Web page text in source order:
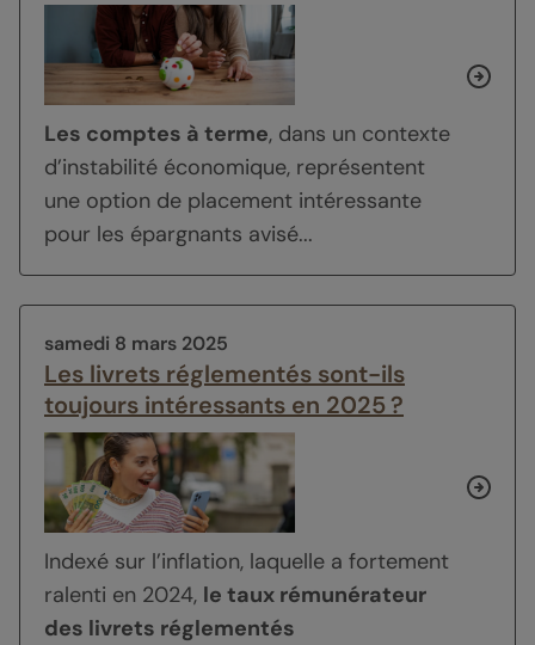
Les comptes à terme, dans un contexte
d’instabilité économique, représentent
une option de placement intéressante
pour les épargnants avisé...
samedi 8 mars 2025
Les livrets réglementés sont-ils
toujours intéressants en 2025 ?
Indexé sur l’inflation, laquelle a fortement
ralenti en 2024, le taux rémunérateur
des livrets réglementés